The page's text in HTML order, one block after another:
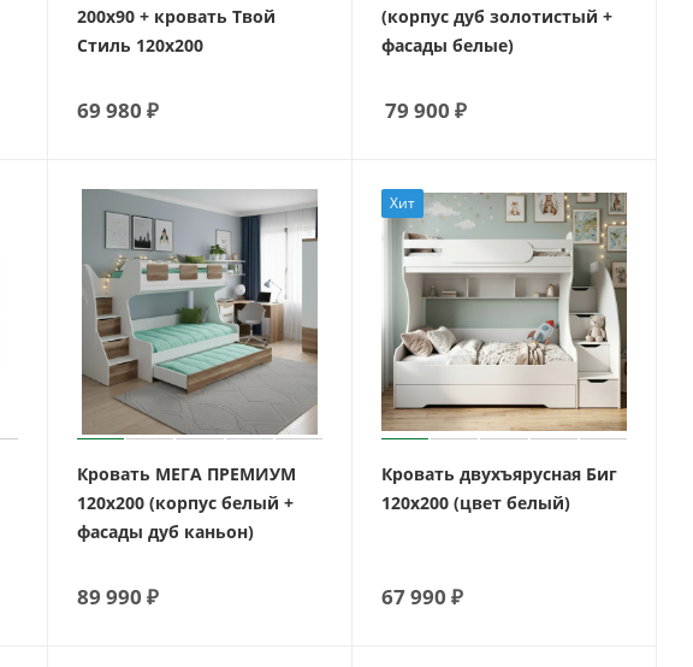
200х90 + кровать Твой
Стиль 120х200
69 980 ₽
(корпус дуб золотистый +
фасады белые)
79 900 ₽
Кровать МЕГА ПРЕМИУМ
120х200 (корпус белый +
фасады дуб каньон)
89 990 ₽
Хит
Кровать двухъярусная Биг
120х200 (цвет белый)
67 990 ₽